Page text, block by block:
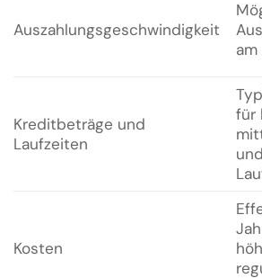
Auszahlungsgeschwindigkeit
am
Kreditbeträge und
Laufzeiten
für
Kosten